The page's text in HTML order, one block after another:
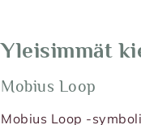
Yleisimmät
Mobius Loop
Mobius Loop -